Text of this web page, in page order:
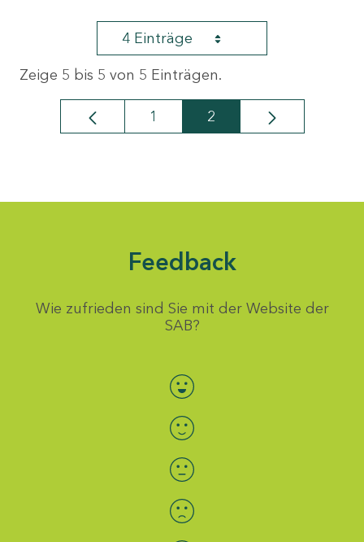
4 Einträge
Zeige 5 bis 5 von 5 Einträgen.
Seite
1 Seite
2
Feedback
Wie zufrieden sind Sie mit der Website der
SAB?
Bewertung auswählen